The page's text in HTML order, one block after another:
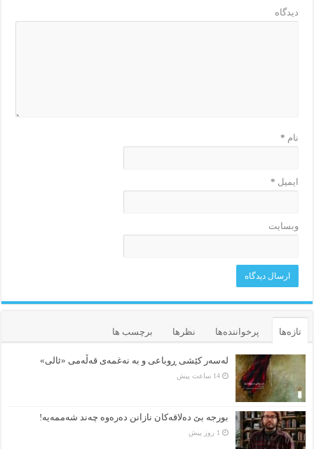
دیدگاه
نام *
ایمیل *
وبسایت
تازه‌ها پرخواننده‌ها نظرها برچسب ها
لەسەر کێشی ڕوباعی و به نەغمەی قەڵەمی «ئالی»
14 ساعت پیش
بورجە بێ دەلاقەکان نازانن دەرەوە چەند شەممەیە!
1 روز پیش